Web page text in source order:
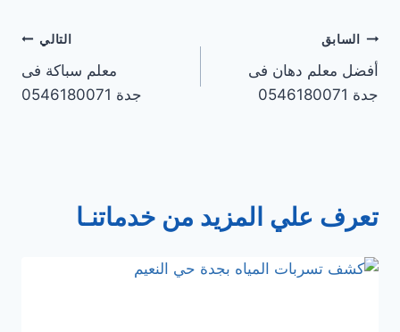
تصفّح
المقالات
السابق
أفضل معلم دهان فى
جدة 0546180071
التالي
معلم سباكة فى
جدة 0546180071
تعرف علي المزيد من خدماتنـا